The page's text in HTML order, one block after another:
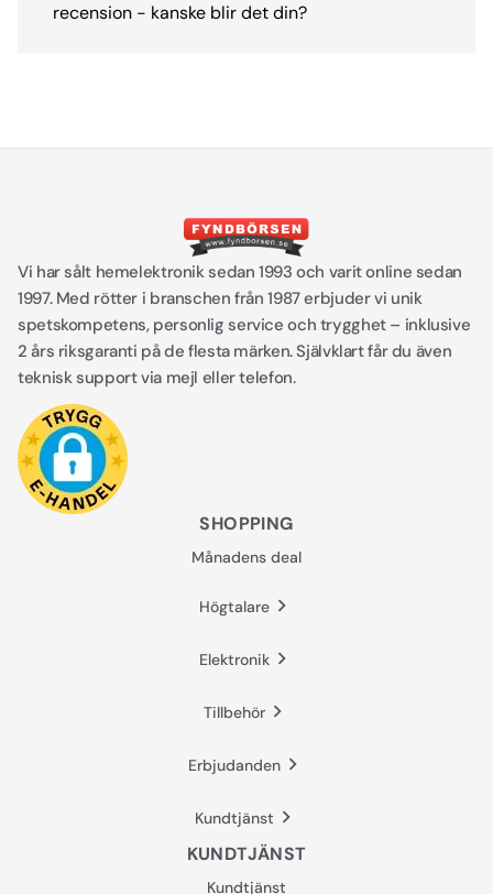
recension - kanske blir det din?
Vi har sålt hemelektronik sedan 1993 och varit online sedan
1997. Med rötter i branschen från 1987 erbjuder vi unik
spetskompetens, personlig service och trygghet – inklusive
2 års riksgaranti på de flesta märken. Självklart får du även
teknisk support via mejl eller telefon.
SHOPPING
Månadens deal
Högtalare
Elektronik
Tillbehör
Erbjudanden
Kundtjänst
KUNDTJÄNST
Kundtjänst